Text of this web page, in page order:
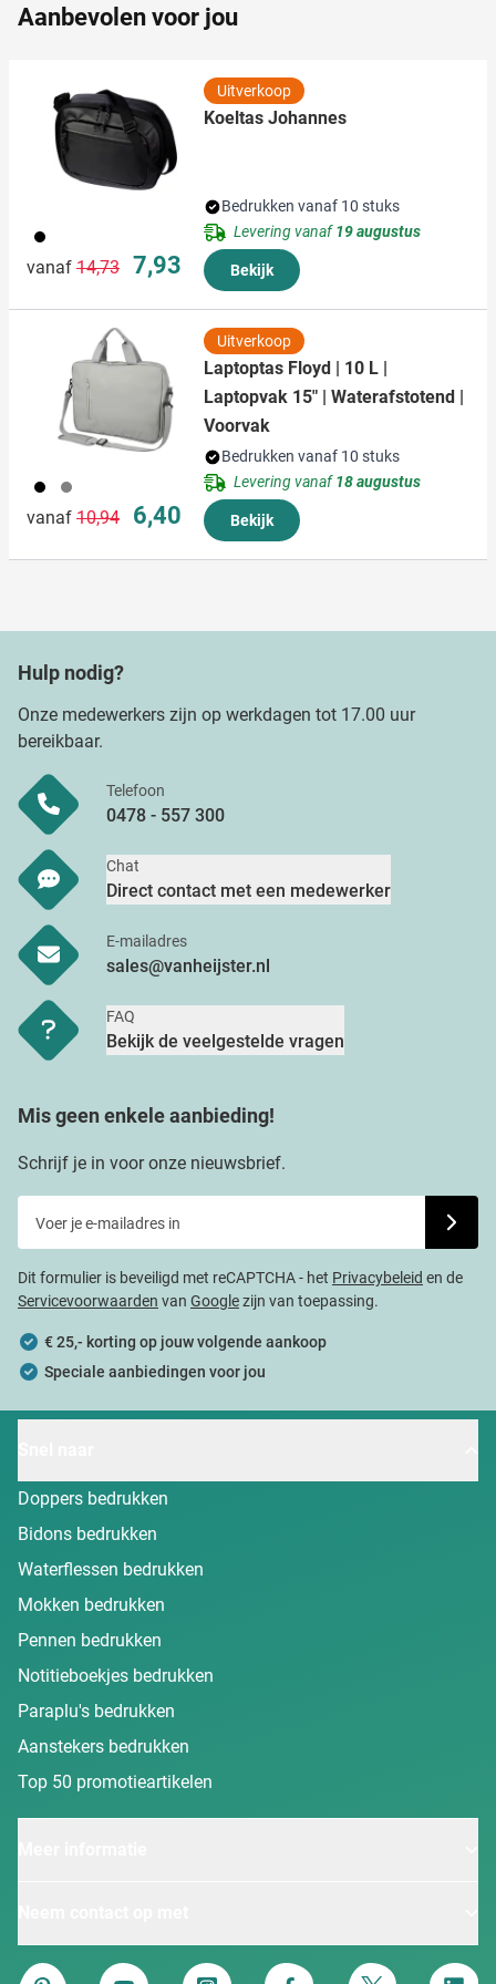
informatie die u aan ze heeft verstrekt of die ze hebben
Aanbevolen voor jou
001
vanaf Normale prijs
14,73 Speciale prijs
7,93
Uitverkoop
Koeltas Johannes
Bedrukken vanaf 10 stuks
Levering vanaf19 augustus
Bekijk
001 003
vanaf Normale prijs
10,94 Speciale prijs
6,40
Uitverkoop
Laptoptas Floyd | 10 L |
Laptopvak 15" | Waterafstotend |
Voorvak
Bedrukken vanaf 10 stuks
Levering vanaf18 augustus
Bekijk
Hulp nodig?
Onze medewerkers zijn op werkdagen tot 17.00 uur
bereikbaar.
Telefoon
0478 - 557 300
Chat
Direct contact met een medewerker
E-mailadres
sales@vanheijster.nl
FAQ
Bekijk de veelgestelde vragen
Mis geen enkele aanbieding!
Schrijf je in voor onze nieuwsbrief.
Dit formulier is beveiligd met reCAPTCHA - het Privacybeleid en de
Servicevoorwaarden van Googlezijn van toepassing.
€ 25,- korting op jouw volgende aankoop
Speciale aanbiedingen voor jou
Doppers bedrukken
Bidons bedrukken
Waterflessen bedrukken
Mokken bedrukken
Pennen bedrukken
Notitieboekjes bedrukken
Paraplu's bedrukken
Aanstekers bedrukken
Top 50 promotieartikelen
Van Heijster